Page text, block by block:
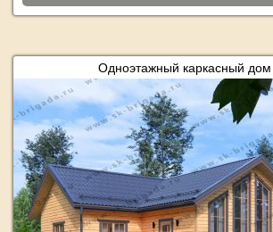
Одноэтажный каркасный дом